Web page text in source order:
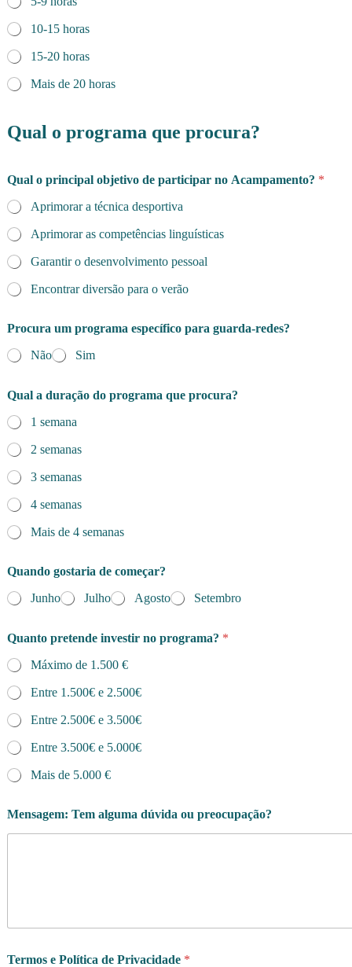
10-15 horas
15-20 horas
Mais de 20 horas
Qual o programa que procura?
Qual o principal objetivo de participar no Acampamento? *
Aprimorar a técnica desportiva
Aprimorar as competências linguísticas
Garantir o desenvolvimento pessoal
Encontrar diversão para o verão
Procura um programa específico para guarda-redes?
Não
Sim
Qual a duração do programa que procura?
1 semana
2 semanas
3 semanas
4 semanas
Mais de 4 semanas
Quando gostaria de começar?
Junho
Julho Agosto Setembro
Quanto pretende investir no programa? *
Máximo de 1.500 €
Entre 1.500€ e 2.500€
Entre 2.500€ e 3.500€
Entre 3.500€ e 5.000€
Mais de 5.000 €
Mensagem: Tem alguma dúvida ou preocupação?
Termos e Política de Privacidade *